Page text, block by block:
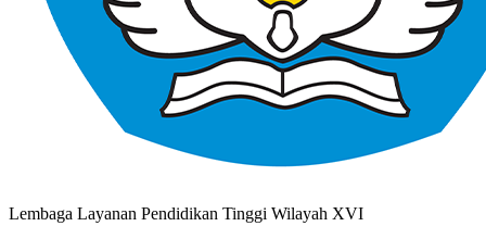
Lembaga Layanan Pendidikan Tinggi Wilayah XVI